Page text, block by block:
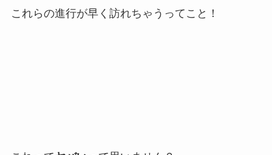
これらの進行が早く訪れちゃうってこと！